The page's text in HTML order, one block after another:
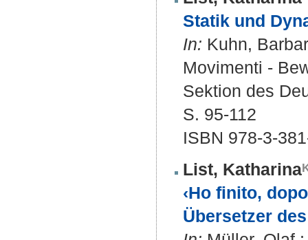
Statik und
In: Kuhn,
Movimenti -
Sektion des
S. 95-112
ISBN 978-3-
List, Katharina
‹Ho finito,
Übersetzer